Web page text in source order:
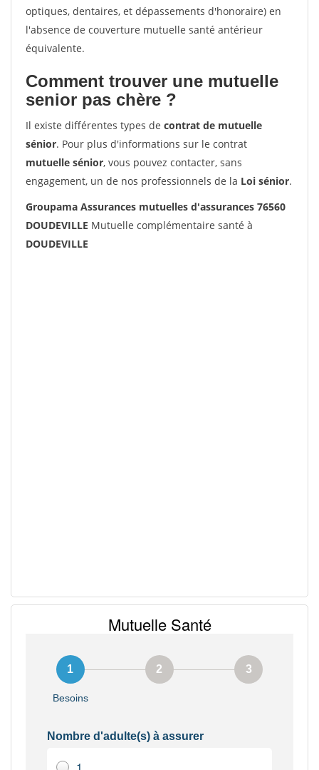
optiques, dentaires, et dépassements d'honoraire) en
l'absence de couverture mutuelle santé antérieur
équivalente.
Comment trouver une mutuelle
senior pas chère ?
Il existe différentes types de contrat de mutuelle
sénior. Pour plus d'informations sur le contrat
mutuelle sénior, vous pouvez contacter, sans
engagement, un de nos professionnels de la Loi sénior.
Groupama Assurances mutuelles d'assurances 76560
DOUDEVILLE Mutuelle complémentaire santé à
DOUDEVILLE